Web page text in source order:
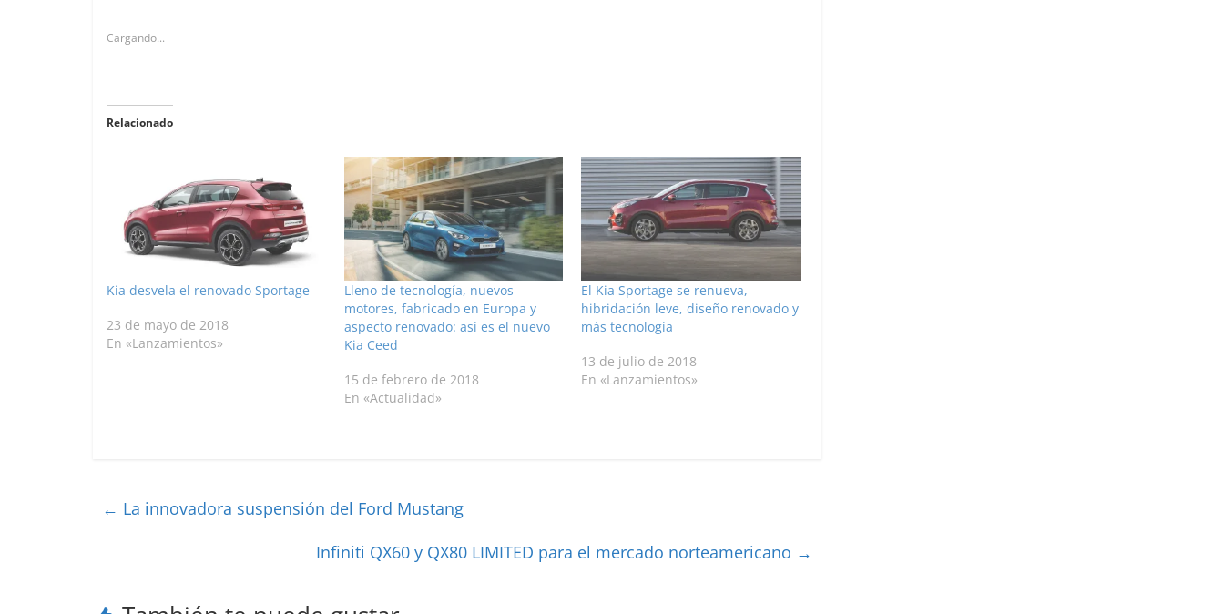
Cargando...
Relacionado
Kia desvela el renovado Sportage
23 de mayo de 2018
En «Lanzamientos»
Lleno de tecnología, nuevos
motores, fabricado en Europa y
aspecto renovado: así es el nuevo
Kia Ceed
15 de febrero de 2018
En «Actualidad»
El Kia Sportage se renueva,
hibridación leve, diseño renovado y
más tecnología
13 de julio de 2018
En «Lanzamientos»
← La innovadora suspensión del Ford Mustang
Infiniti QX60 y QX80 LIMITED para el mercado norteamericano →